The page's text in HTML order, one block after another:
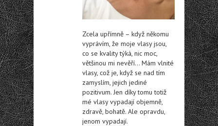
Zcela upřímně – když někomu
vyprávím, že moje vlasy jsou,
co se kvality týká, nic moc,
většinou mi nevěří… Mám vlnité
vlasy, což je, když se nad tím
zamyslím, jejich jediné
pozitivum. Jen díky tomu totiž
mé vlasy vypadají objemně,
zdravě, bohatě. Ale opravdu,
jenom vypadají.